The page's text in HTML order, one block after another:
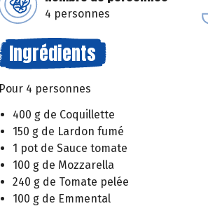
4 personnes
Ingrédients
Pour 4 personnes
400 g de Coquillette
150 g de Lardon fumé
1 pot de Sauce tomate
100 g de Mozzarella
240 g de Tomate pelée
100 g de Emmental